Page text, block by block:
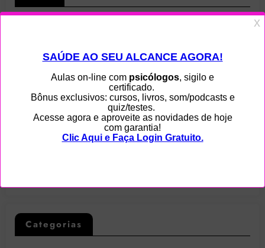
Ajuda
Privacidade
Sobre
Categorias